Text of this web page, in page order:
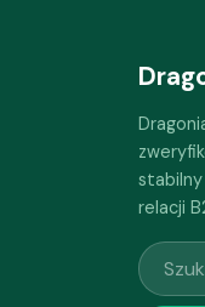
relacji